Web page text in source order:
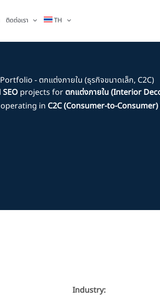
ติดต่อเรา TH
- ตกแต่งภายใน (ธุรกิจขนาดเล็ก, C2C)
SEO projects for ตกแต่งภายใน (Interior
operating in C2C (Consumer-to-Consumer)
Industry: